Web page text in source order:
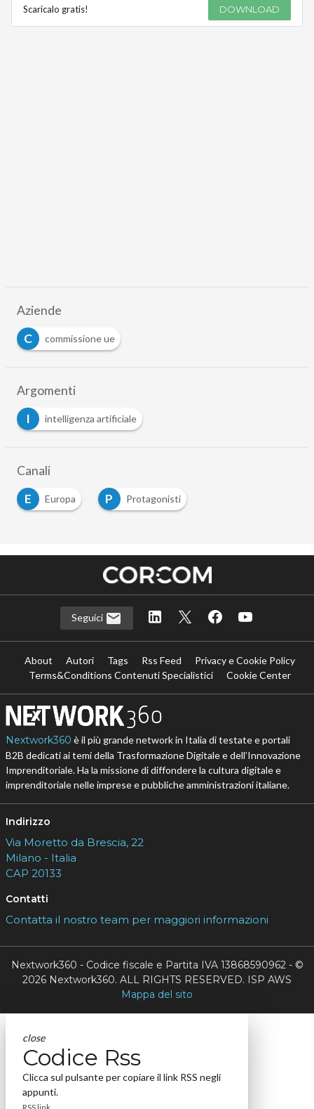
Scaricalo gratis! DOWNLOAD
Aziende
C
commissione ue
Argomenti
I
intelligenza artificiale
Canali
E
Europa P Protagonisti
Seguici
About Autori Tags Rss Feed
Privacy e Cookie Policy
Terms&Conditions Contenuti Specialistici
Cookie Center
Nextwork360 è il più grande network in Italia di testate e portali
B2B dedicati ai temi della Trasformazione Digitale e dell’Innovazione
Imprenditoriale. Ha la missione di diffondere la cultura digitale e
imprenditoriale nelle imprese e pubbliche amministrazioni italiane.
Indirizzo
Via Moretto da Brescia, 22
Milano - Italia
CAP 20133
Contatti
Contatta il nostro team per maggiori informazioni
Nextwork360 - Codice fiscale e Partita IVA 13868590962 - ©
2026 Nextwork360. ALL RIGHTS RESERVED. ISP AWS
Mappa del sito
close
Codice Rss
Clicca sul pulsante per copiare il link RSS negli
appunti.